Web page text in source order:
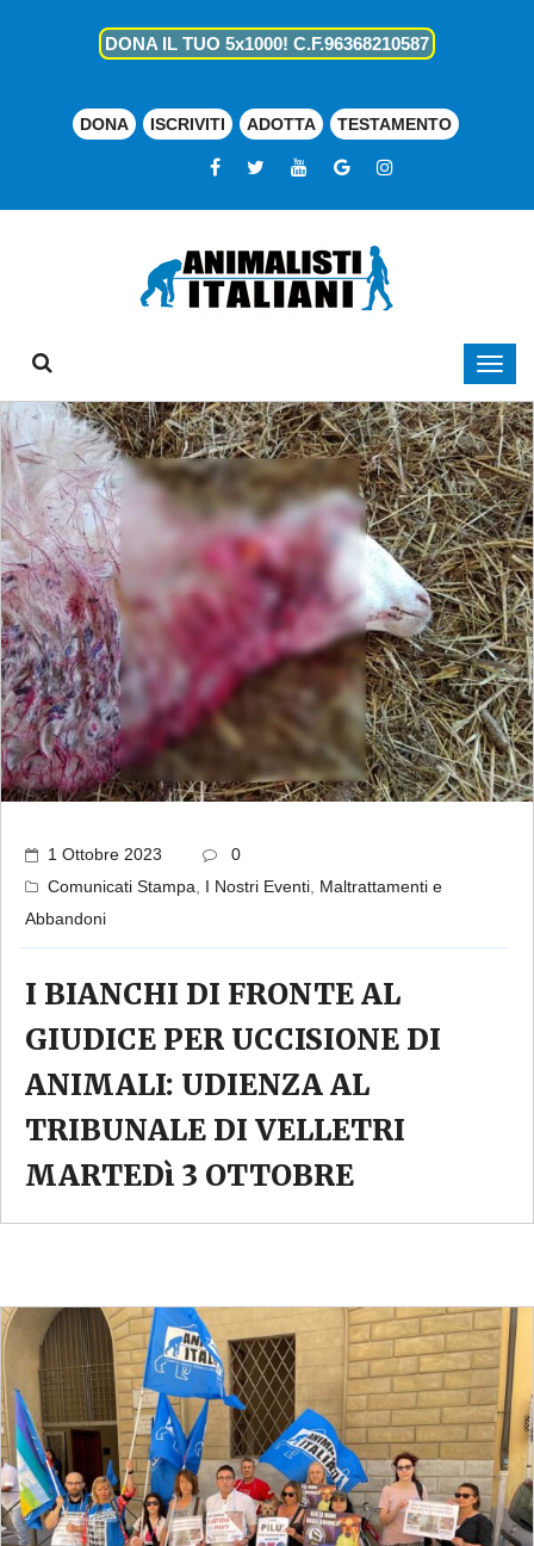
DONA IL TUO 5x1000! C.F.96368210587
DONA ISCRIVITI ADOTTA TESTAMENTO
1 Ottobre 2023
0
Comunicati Stampa
I Nostri Eventi Maltrattamenti e
Abbandoni
I BIANCHI DI FRONTE AL
GIUDICE PER UCCISIONE DI
ANIMALI: UDIENZA AL
TRIBUNALE DI VELLETRI
MARTEDì 3 OTTOBRE